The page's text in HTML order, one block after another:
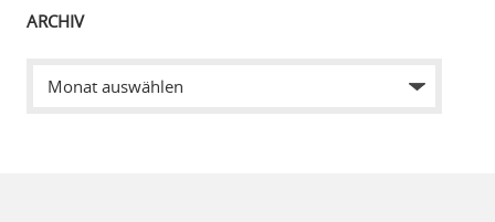
ARCHIV